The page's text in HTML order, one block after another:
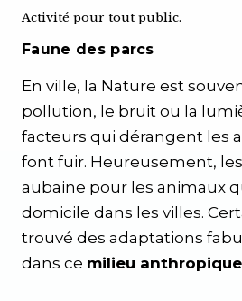
Activité pour tout public.
Faune des parcs
En ville, la Nature est
pollution, le bruit ou la
facteurs qui dérangent les
font fuir. Heureusement, les
aubaine pour les animaux
domicile dans les villes.
trouvé des adaptations
dans ce milieu anthropique